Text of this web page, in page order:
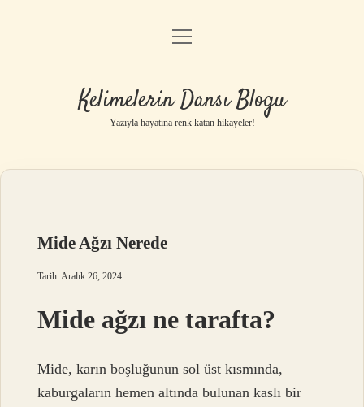
Anasayfa
Yasal Uyarı
menüyü
Kelimelerin Dansı Blogu
Yazıyla hayatına renk katan hikayeler!
Mide Ağzı Nerede
Tarih: Aralık 26, 2024
Mide ağzı ne tarafta?
Mide, karın boşluğunun sol üst kısmında,
kaburgaların hemen altında bulunan kaslı bir